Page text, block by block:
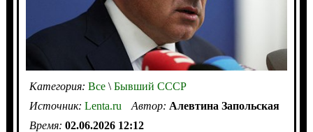
Категория: Все\Бывший СССР
Источник: Lenta.ru Автор: Алевтина Запольская
Время: 02.06.2026 12:12